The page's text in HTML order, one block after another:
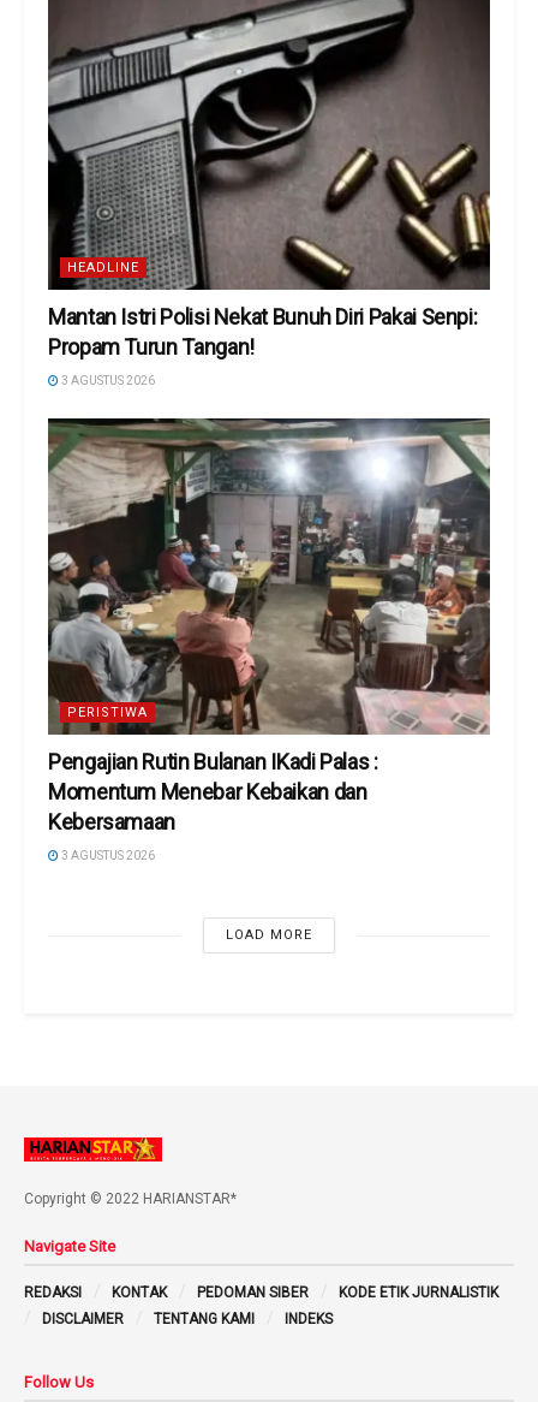
HEADLINE
Mantan Istri Polisi Nekat Bunuh Diri Pakai Senpi:
Propam Turun Tangan!
3 AGUSTUS 2026
PERISTIWA
Pengajian Rutin Bulanan IKadi Palas :
Momentum Menebar Kebaikan dan
Kebersamaan
3 AGUSTUS 2026
LOAD MORE
Copyright © 2022 HARIANSTAR*
Navigate Site
REDAKSI KONTAK PEDOMAN SIBER
KODE ETIK JURNALISTIK
DISCLAIMER
TENTANG KAMI INDEKS
Follow Us